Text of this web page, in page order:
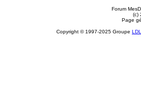
Forum
(c)
Page
Copyright © 1997-2025 Groupe